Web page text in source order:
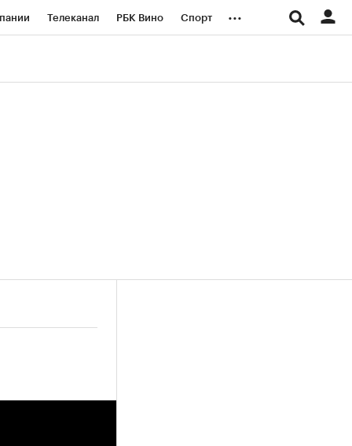
Телеканал РБК Вино Спорт ...